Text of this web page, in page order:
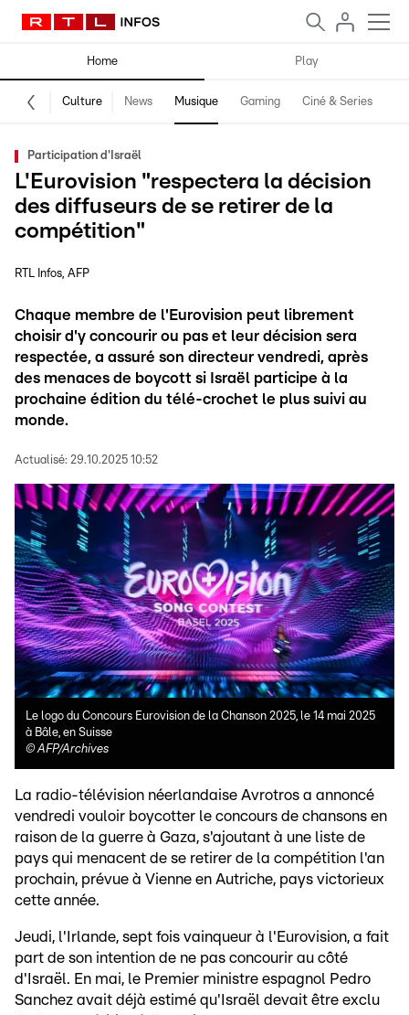
Home Play
Culture News Musique Gaming Ciné & Series
Participation d'Israël
L'Eurovision "respectera la décision
des diffuseurs de se retirer de la
compétition"
RTL Infos AFP
Chaque membre de l'Eurovision peut librement
choisir d'y concourir ou pas et leur décision sera
respectée, a assuré son directeur vendredi, après
des menaces de boycott si Israël participe à la
prochaine édition du télé-crochet le plus suivi au
monde.
Actualisé: 29.10.2025 10:52
Le logo du Concours Eurovision de la Chanson 2025, le 14 mai 2025
à Bâle, en Suisse
©AFP/Archives
La radio-télévision néerlandaise Avrotros a annoncé
vendredi vouloir boycotter le concours de chansons en
raison de la guerre à Gaza, s'ajoutant à une liste de
pays qui menacent de se retirer de la compétition l'an
prochain, prévue à Vienne en Autriche, pays victorieux
cette année.
Jeudi, l'Irlande, sept fois vainqueur à l'Eurovision, a fait
part de son intention de ne pas concourir au côté
d'Israël. En mai, le Premier ministre espagnol Pedro
Sanchez avait déjà estimé qu'Israël devait être exclu